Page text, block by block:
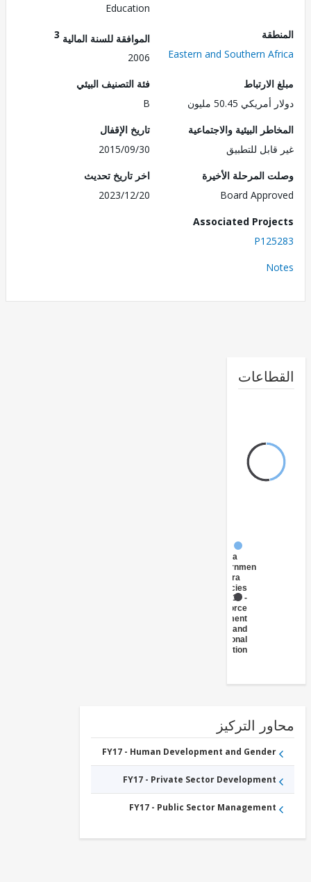
Education
Eastern and Southern
الموافقة للسنة المالية3
2006
50.45 مليون
فئة التصنيف البيئي
البيئية والاجتماعية
للتطبيق
تاريخ الإقفال
2015/09/30
المرحلة الأخيرة
Board
اخر تاريخ تحديث
2023/12/20
Associated
FY17 -
Central
Government
(Central
Agencies
)
Workforce
Development
Vocational
Education
التركيز
FY17 - Human Development and Gender
FY17 - Private Sector Development
FY17 - Public Sector Management